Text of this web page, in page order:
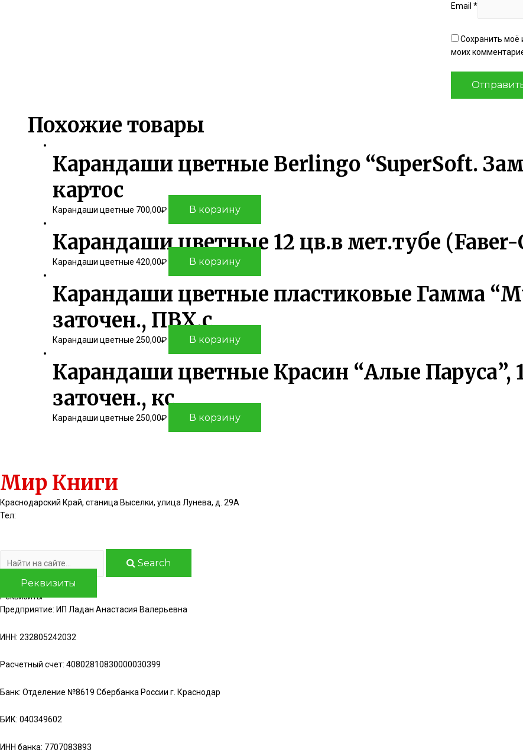
Email *
Сохранить моё
моих
Похожие товары
Карандаши цветные Berlingo “SuperSoft.
картос
Карандаши цветные 700,00₽ В корзину
Карандаши цветные 12 цв.в мет.тубе
Карандаши цветные 420,00₽ В корзину
Карандаши цветные пластиковые Гамма
заточен., ПВХ,с
Карандаши цветные 250,00₽ В корзину
Карандаши цветные Красин “Алые Паруса”,
заточен., кс
Карандаши цветные 250,00₽ В корзину
Мир Книги
Краснодарский Край, станица Выселки, улица Лунева, д. 29А
Тел:
Search
Реквизиты
Реквизиты
Предприятие: ИП Ладан Анастасия Валерьевна
ИНН: 232805242032
Расчетный счет: 40802810830000030399
Банк: Отделение №8619 Сбербанка России г. Краснодар
БИК: 040349602
ИНН банка: 7707083893